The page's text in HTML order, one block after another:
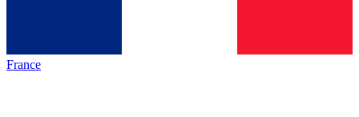
France